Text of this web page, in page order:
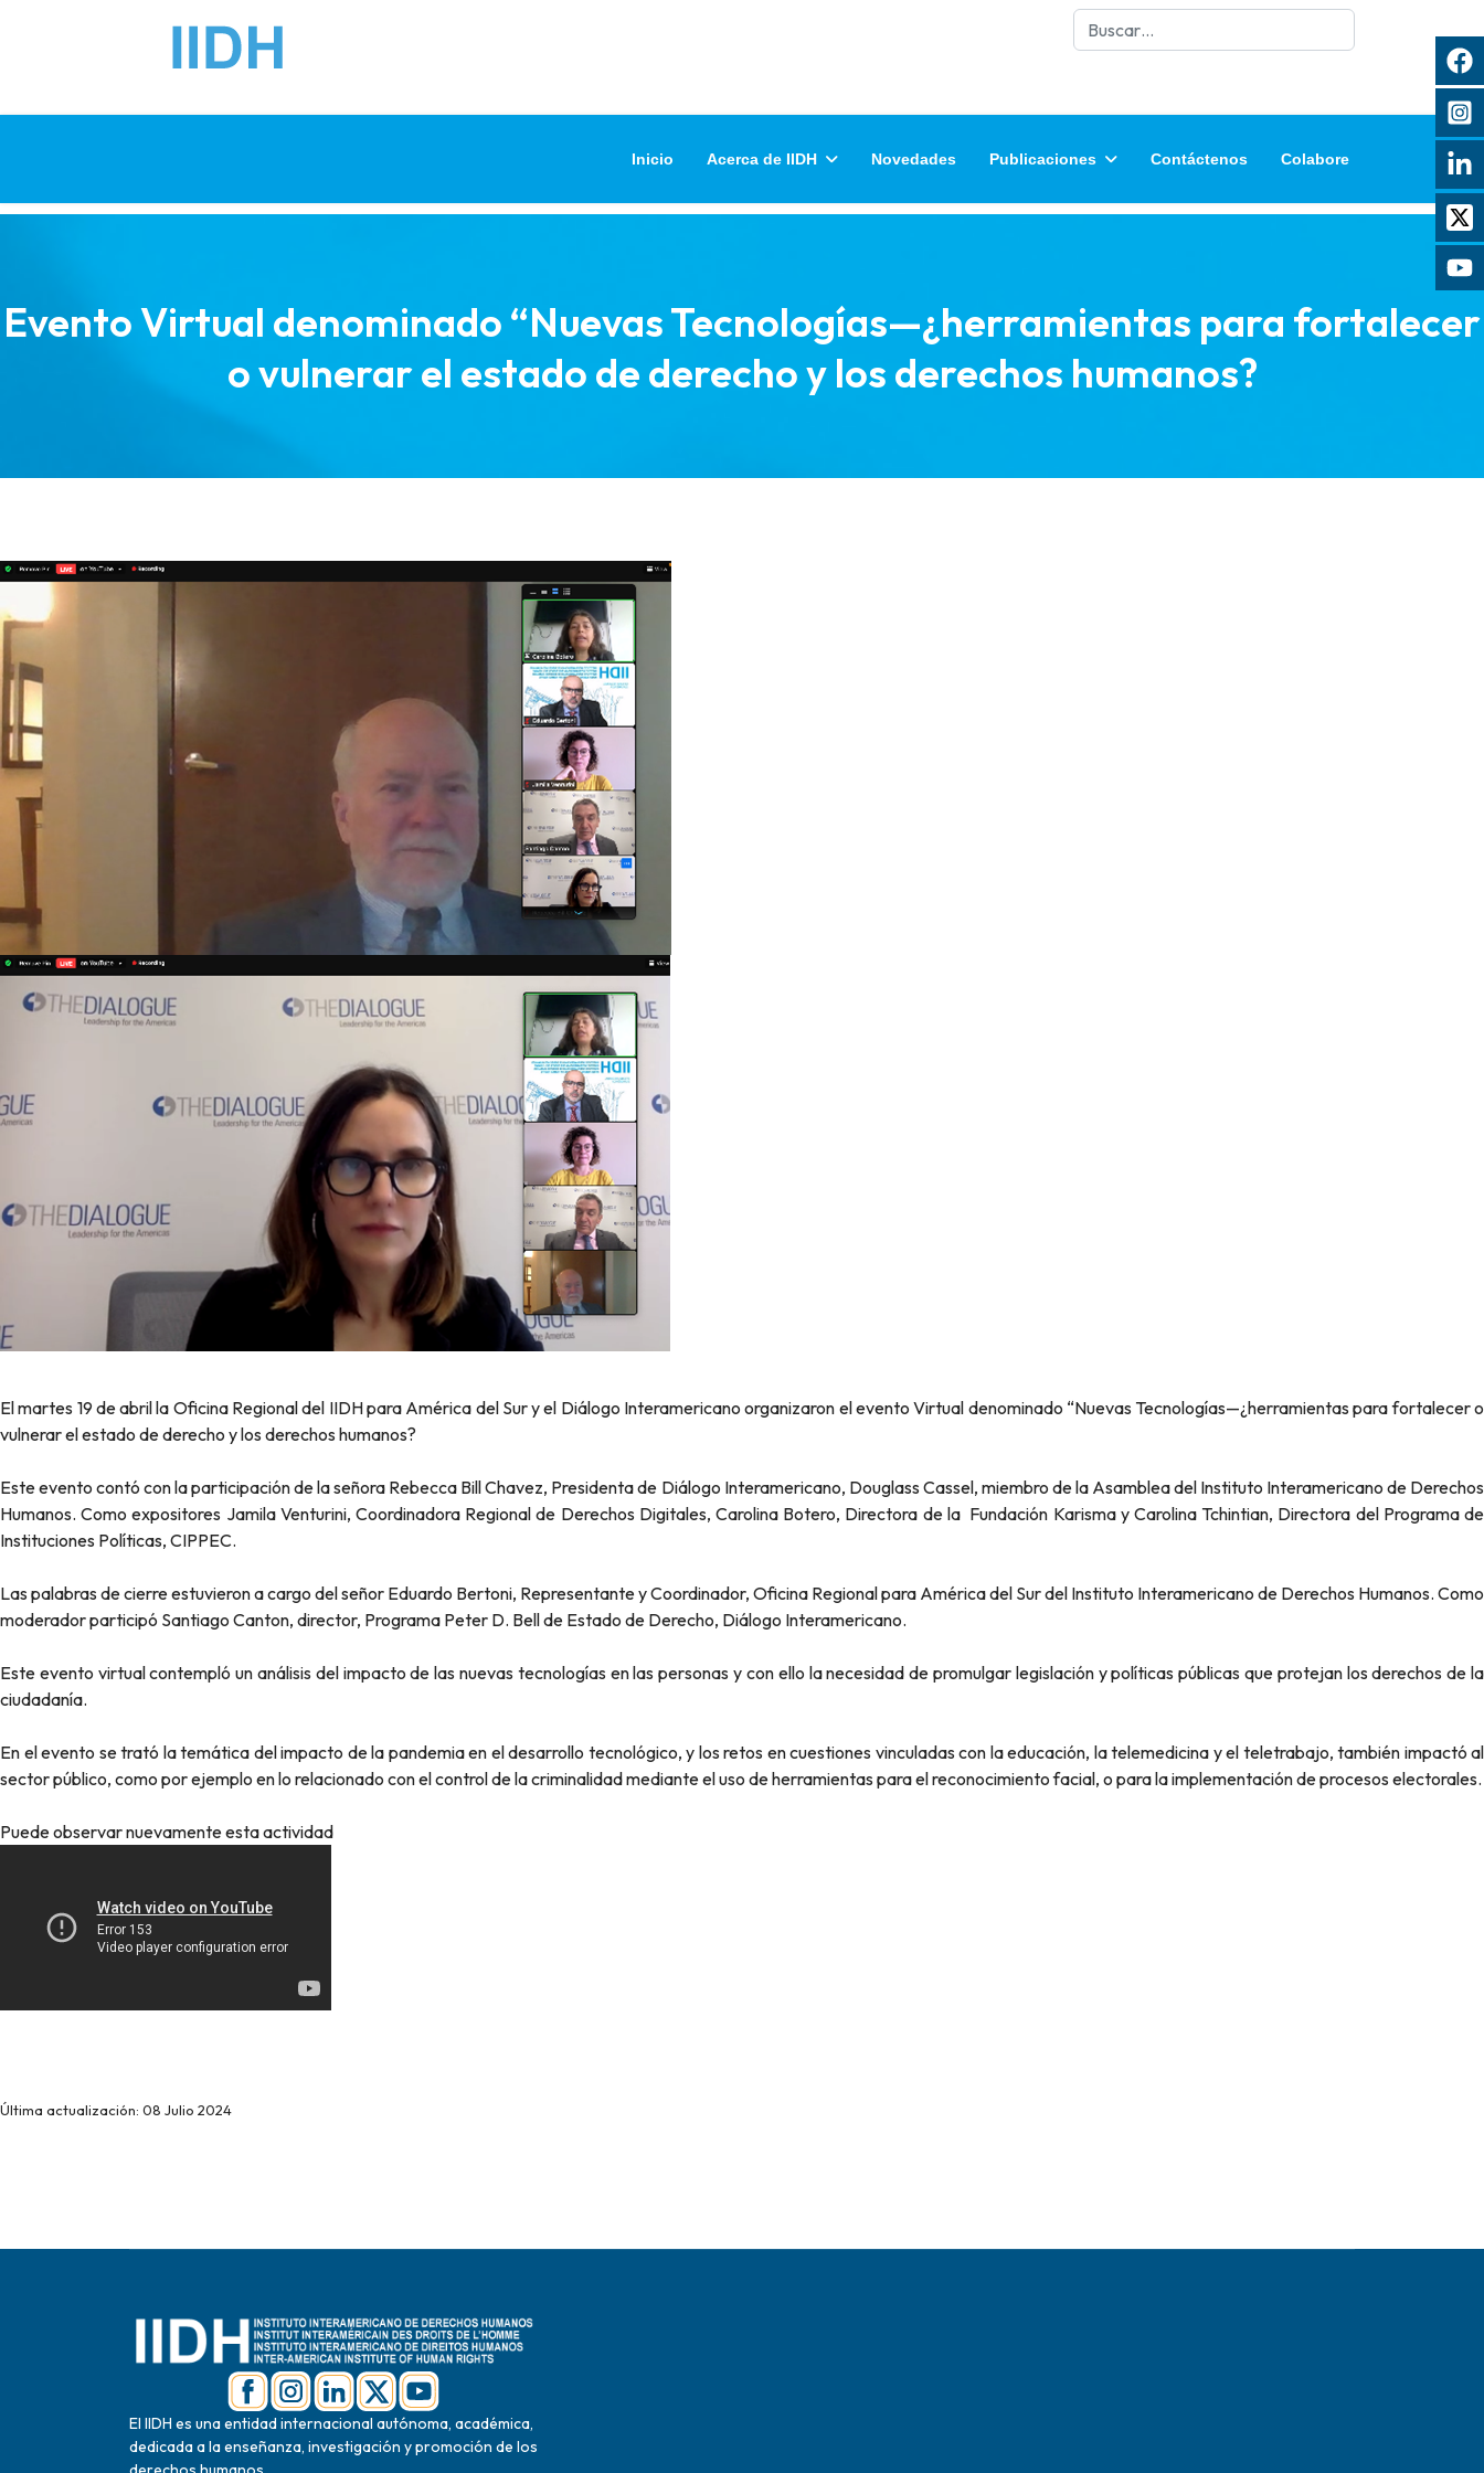
Buscar
Inicio Acerca de IIDH Novedades Publicaciones Contáctenos Colabore
Evento Virtual denominado “Nuevas Tecnologías—¿herramientas para fortalecer
o vulnerar el estado de derecho y los derechos humanos?
El martes 19 de abril la Oficina Regional del IIDH para América del Sur y el Diálogo Interamericano organizaron el evento Virtual denominado “Nuevas Tecnologías—¿herramientas para fortalecer o
vulnerar el estado de derecho y los derechos humanos?
Este evento contó con la participación de la señora Rebecca Bill Chavez, Presidenta de Diálogo Interamericano, Douglass Cassel, miembro de la Asamblea del Instituto Interamericano de Derechos
Humanos. Como expositores Jamila Venturini, Coordinadora Regional de Derechos Digitales, Carolina Botero, Directora de la Fundación Karisma y Carolina Tchintian, Directora del Programa de
Instituciones Políticas, CIPPEC.
Las palabras de cierre estuvieron a cargo del señor Eduardo Bertoni, Representante y Coordinador, Oficina Regional para América del Sur del Instituto Interamericano de Derechos Humanos. Como
moderador participó Santiago Canton, director, Programa Peter D. Bell de Estado de Derecho, Diálogo Interamericano.
Este evento virtual contempló un análisis del impacto de las nuevas tecnologías en las personas y con ello la necesidad de promulgar legislación y políticas públicas que protejan los derechos de la
ciudadanía.
En el evento se trató la temática del impacto de la pandemia en el desarrollo tecnológico, y los retos en cuestiones vinculadas con la educación, la telemedicina y el teletrabajo, también impactó al
sector público, como por ejemplo en lo relacionado con el control de la criminalidad mediante el uso de herramientas para el reconocimiento facial, o para la implementación de procesos electorales.
Puede observar nuevamente esta actividad
Última actualización: 08 Julio 2024
El IIDH es una entidad internacional autónoma, académica,
dedicada a la enseñanza, investigación y promoción de los